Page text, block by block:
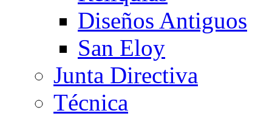
Diseños Antiguos
San Eloy
Junta Directiva
Técnica